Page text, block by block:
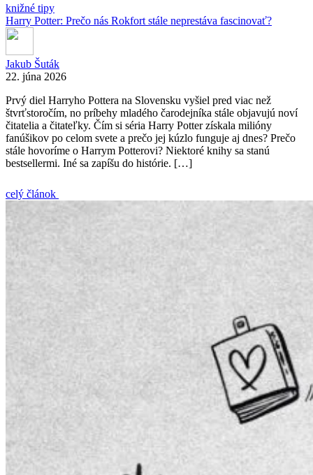
knižné tipy
Harry Potter: Prečo nás Rokfort stále neprestáva fascinovať?
Jakub Šuták
22. júna 2026
Prvý diel Harryho Pottera na Slovensku vyšiel pred viac než
štvrťstoročím, no príbehy mladého čarodejníka stále objavujú noví
čitatelia a čitateľky. Čím si séria Harry Potter získala milióny
fanúšikov po celom svete a prečo jej kúzlo funguje aj dnes? Prečo
stále hovoríme o Harrym Potterovi? Niektoré knihy sa stanú
bestsellermi. Iné sa zapíšu do histórie. […]
celý článok